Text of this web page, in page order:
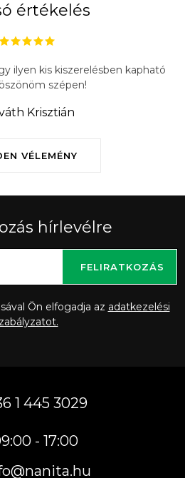
értékelés
VÉLEMÉNY
ilyen kis kiszerelésben kapható
szépen!
Krisztián
hírlevélre
Ön elfogadja az adatkezelési
FELIRATKOZÁS
1 445 3029
- 17:00
@nanita.hu